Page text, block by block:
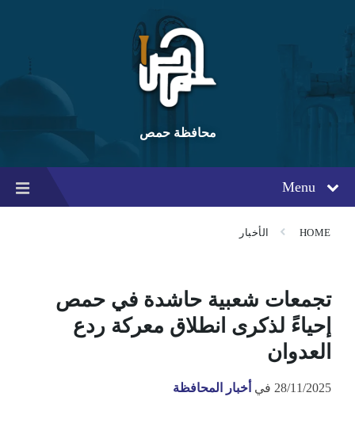
content
main
navigation
footer
محافظة حمص
Menu
HOME الأخبار
تجمعات شعبية حاشدة في حمص
إحياءً لذكرى انطلاق معركة ردع
العدوان
28/11/2025 في أخبار المحافظة